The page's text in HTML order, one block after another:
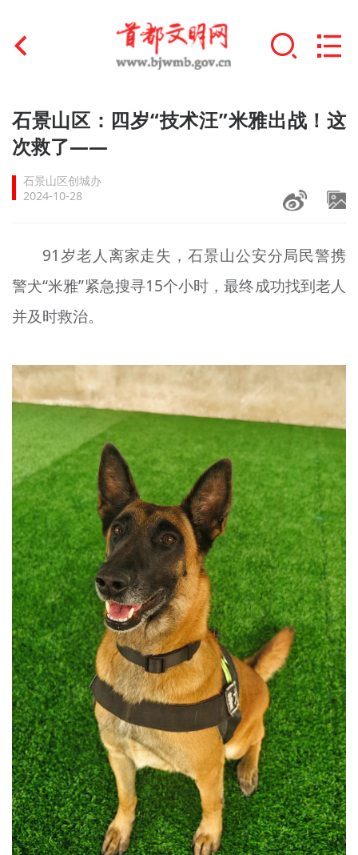
首页
文明创建
文明实践
未成年人思想道德建设
榜样人物
+
文明评论
北京宣传文化引导基金
宣传思想文化人才
专题
资料库
+
石景山区：四岁“技术汪”米雅出战！这
次救了——
石景山区创城办
2024-10-28
91岁老人离家走失，石景山公安分局民警携
警犬“米雅”紧急搜寻15个小时，最终成功找到老人
并及时救治。